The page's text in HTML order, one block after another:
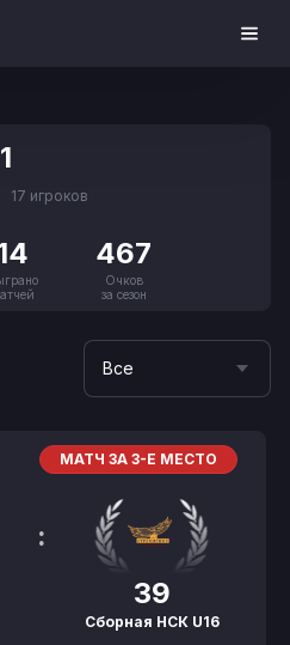
17 игроков
467
Очков
за сезон
Все
МАТЧ ЗА 3-Е МЕСТО
:
39
Сборная НСК U16